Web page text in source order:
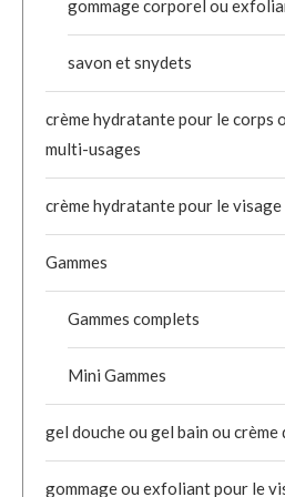
gommage corporel ou
savon et snydets
crème hydratante pour le corps
multi-usages
crème hydratante pour le visage
Gammes
Gammes complets
Mini Gammes
gel douche ou gel bain ou crème
gommage ou exfoliant pour le